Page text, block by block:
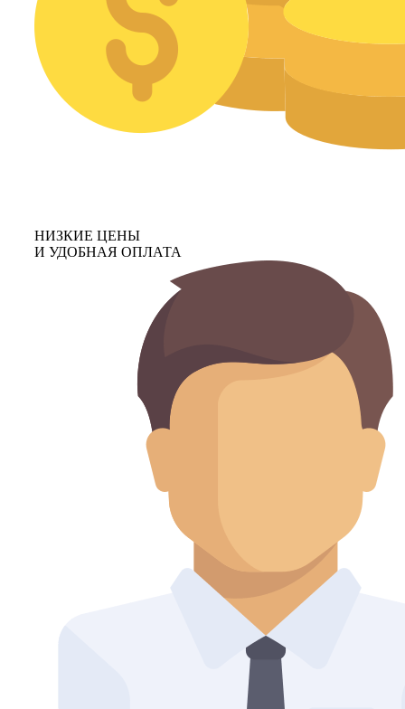
НИЗКИЕ ЦЕНЫ
И УДОБНАЯ ОПЛАТА